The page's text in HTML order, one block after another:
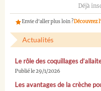
Déjà
Envie d'aller plus loin ?Découvrez
Actualités
Le rôle des coquillages
Publié le 29/1/2026
Les avantages de la crèche